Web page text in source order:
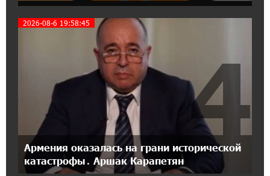
День благодарности клиентам в Ванадзоре:
IDBank
17:07:36 11-07-2026
Пашинян замотивирован уничтожить
Армению․ Аршак Карапетян
14:27:40 11-07-2026
«Мой лес Армения» — бенефициар
инициативы «Сила одного драма» в июле
2026-08-6 19:58:45
Армения оказалась на грани исторической
катастрофы․ Аршак Карапетян
4